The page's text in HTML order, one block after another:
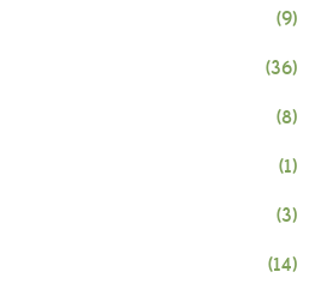
(9)
(36)
(8)
(1)
(3)
(14)